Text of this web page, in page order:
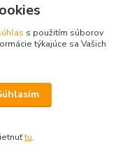
s použitím súborov
týkajúce sa Vašich
tu.